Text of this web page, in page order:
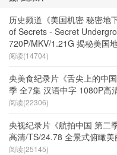
历史频道《美国机密 秘密地
of Secrets - Secret
720P/MKV/1.21G 揭秘美国
阅读(14704)
央美食纪录片《舌尖上的中
季 全7集 汉语中字 1080P高
阅读(22306)
央视纪录片《航拍中国 第二
高清/TS/24.78 全景式俯瞰
阅读(25145)